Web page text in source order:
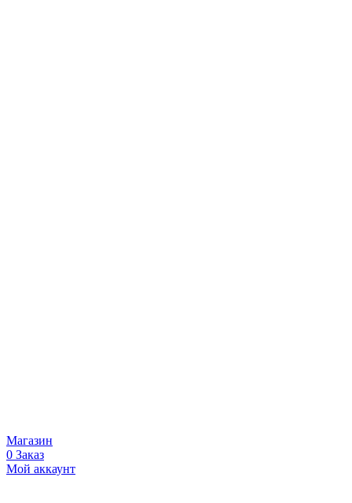
Магазин
0 Заказ
Мой аккаунт